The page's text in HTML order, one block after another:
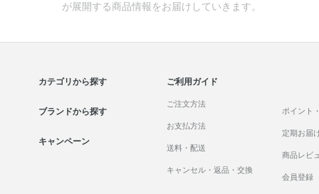
が展開する商品情報をお届けしていきます。
カテゴリから探す
ブランドから探す
キャンペーン
ご利用ガイド
ご注文方法
お支払方法
送料・配送
キャンセル・返品・交換
ポイント
定期お届
商品レビ
会員登録